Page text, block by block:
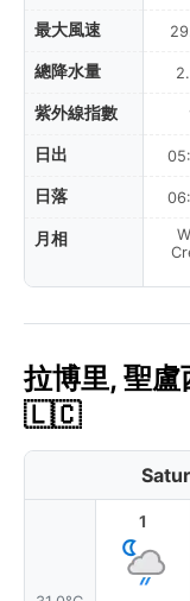
最大風速
總降水量
紫外線指數
日出
日落
月相
拉博里, 聖
🇱🇨
1